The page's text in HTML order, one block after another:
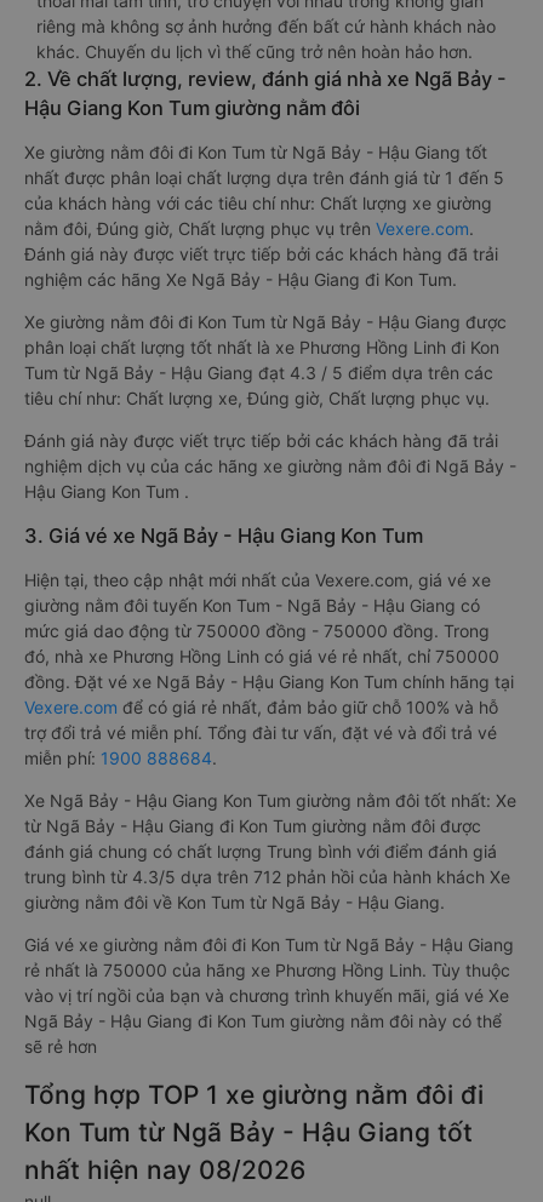
riêng mà không sợ ảnh hưởng đến bất cứ hành khách nào
khác. Chuyến du lịch vì thế cũng trở nên hoàn hảo hơn.
2. Về chất lượng, review, đánh giá nhà xe Ngã Bảy -
Hậu Giang Kon Tum giường nằm đôi
Xe giường nằm đôi đi Kon Tum từ Ngã Bảy - Hậu Giang tốt
nhất được phân loại chất lượng dựa trên đánh giá từ 1 đến 5
của khách hàng với các tiêu chí như: Chất lượng xe giường
nằm đôi, Đúng giờ, Chất lượng phục vụ trên Vexere.com.
Đánh giá này được viết trực tiếp bởi các khách hàng đã trải
nghiệm các hãng Xe Ngã Bảy - Hậu Giang đi Kon Tum.
Xe giường nằm đôi đi Kon Tum từ Ngã Bảy - Hậu Giang được
phân loại chất lượng tốt nhất là xe Phương Hồng Linh đi Kon
Tum từ Ngã Bảy - Hậu Giang đạt 4.3 / 5 điểm dựa trên các
tiêu chí như: Chất lượng xe, Đúng giờ, Chất lượng phục vụ.
Đánh giá này được viết trực tiếp bởi các khách hàng đã trải
nghiệm dịch vụ của các hãng xe giường nằm đôi đi Ngã Bảy -
Hậu Giang Kon Tum .
3. Giá vé xe Ngã Bảy - Hậu Giang Kon Tum
Hiện tại, theo cập nhật mới nhất của Vexere.com, giá vé xe
giường nằm đôi tuyến Kon Tum - Ngã Bảy - Hậu Giang có
mức giá dao động từ 750000 đồng - 750000 đồng. Trong
đó, nhà xe Phương Hồng Linh có giá vé rẻ nhất, chỉ 750000
đồng. Đặt vé xe Ngã Bảy - Hậu Giang Kon Tum chính hãng tại
Vexere.com để có giá rẻ nhất, đảm bảo giữ chỗ 100% và hỗ
trợ đổi trả vé miễn phí. Tổng đài tư vấn, đặt vé và đổi trả vé
miễn phí: 1900 888684.
Xe Ngã Bảy - Hậu Giang Kon Tum giường nằm đôi tốt nhất: Xe
từ Ngã Bảy - Hậu Giang đi Kon Tum giường nằm đôi được
đánh giá chung có chất lượng Trung bình với điểm đánh giá
trung bình từ 4.3/5 dựa trên 712 phản hồi của hành khách Xe
giường nằm đôi về Kon Tum từ Ngã Bảy - Hậu Giang.
Giá vé xe giường nằm đôi đi Kon Tum từ Ngã Bảy - Hậu Giang
rẻ nhất là 750000 của hãng xe Phương Hồng Linh. Tùy thuộc
vào vị trí ngồi của bạn và chương trình khuyến mãi, giá vé Xe
Ngã Bảy - Hậu Giang đi Kon Tum giường nằm đôi này có thể
sẽ rẻ hơn
Tổng hợp TOP 1 xe giường nằm đôi đi
Kon Tum từ Ngã Bảy - Hậu Giang tốt
nhất hiện nay 08/2026